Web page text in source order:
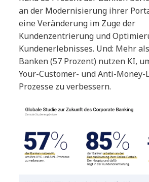
an der Modernisierung ihrer
eine Veränderung im Zuge der
Kundenzentrierung und
Kundenerlebnisses. Und: Mehr
Banken (57 Prozent) nutzen KI,
Your-Customer- und Anti-Money-
Prozesse zu verbessern.